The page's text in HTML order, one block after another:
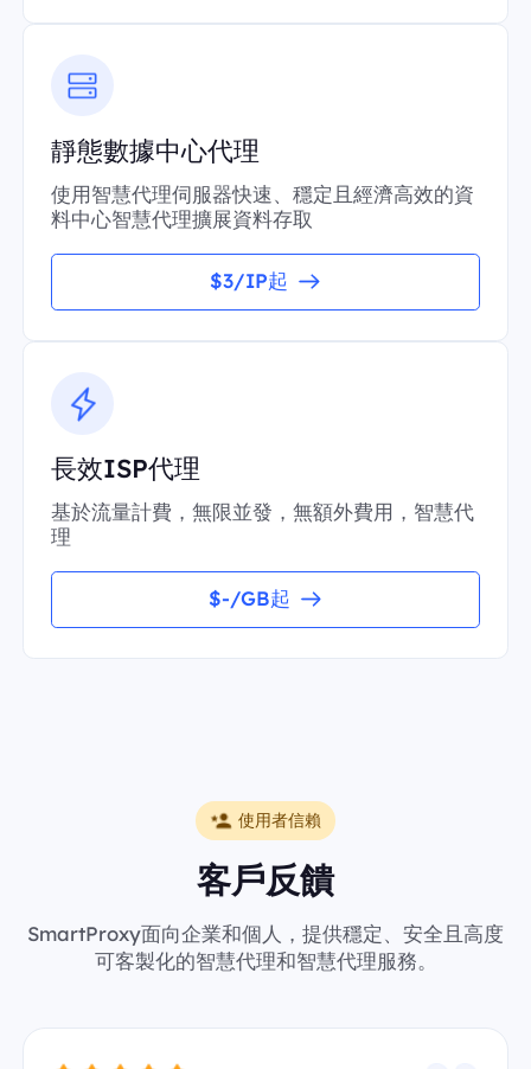
靜態數據中心代理
使用智慧代理伺服器快速、穩定且經濟高效的資
料中心智慧代理擴展資料存取
$3/IP起
長效ISP代理
基於流量計費，無限並發，無額外費用，智慧代
理
$-/GB起
使用者信賴
客戶反饋
SmartProxy面向企業和個人，提供穩定、安全且高度
可客製化的智慧代理和智慧代理服務。